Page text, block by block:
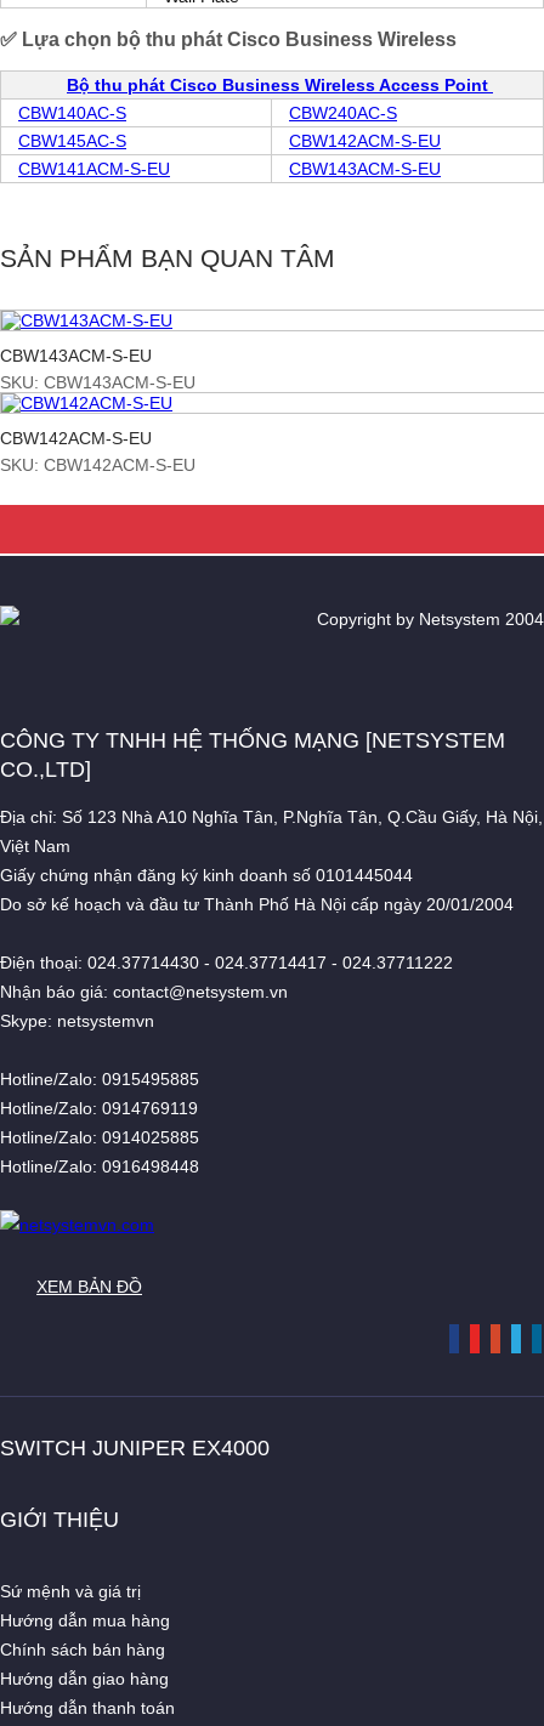
✅ Lựa chọn bộ thu phát Cisco Business Wireless
Bộ thu phát Cisco Business Wireless Access Point
CBW140AC-S
CBW240AC-S
CBW145AC-S
CBW142ACM-S-EU
CBW141ACM-S-EU CBW143ACM-S-EU
SẢN PHẨM BẠN QUAN TÂM
CBW143ACM-S-EU
SKU: CBW143ACM-S-EU
CBW142ACM-S-EU
SKU: CBW142ACM-S-EU
CÔNG TY TNHH HỆ THỐNG MẠNG [NETSYSTEM
CO.,LTD]
Địa chỉ: Số 123 Nhà A10 Nghĩa Tân, P.Nghĩa Tân, Q.Cầu Giấy, Hà Nội,
Việt Nam
Giấy chứng nhận đăng ký kinh doanh số 0101445044
Do sở kế hoạch và đầu tư Thành Phố Hà Nội cấp ngày 20/01/2004
Điện thoại: 024.37714430 - 024.37714417 - 024.37711222
Nhận báo giá: contact@netsystem.vn
Skype: netsystemvn
Hotline/Zalo: 0915495885
Hotline/Zalo: 0914769119
Hotline/Zalo: 0914025885
Hotline/Zalo: 0916498448
XEM BẢN ĐỒ
Copyright by Netsystem 2004
SWITCH JUNIPER EX4000
GIỚI THIỆU
Sứ mệnh và giá trị
Hướng dẫn mua hàng
Chính sách bán hàng
Hướng dẫn giao hàng
Hướng dẫn thanh toán